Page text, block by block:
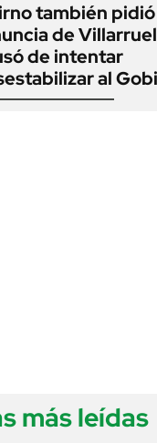
también pidió
de
de intentar
al
más leídas